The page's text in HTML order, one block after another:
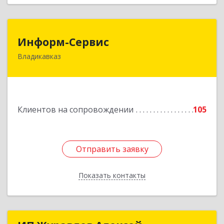
Информ-Сервис
Владикавказ
Клиентов на сопровождении 105
Отправить заявку
Показать контакты
362020, Северная Осетия - Алания Респ,
Отправить заявку
Назад